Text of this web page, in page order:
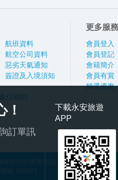
航班資料
航空公司資料
惡劣天氣通知
簽證及入境須知
任細則
更多服
會員登入
會員登記
會籍簡介
會員有賞
精選優惠
務費(旅行團適用)及其他應繳費用
！
訂單訊
下載永安旅遊
APP